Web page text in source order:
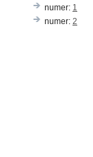
numer: 1
numer: 2